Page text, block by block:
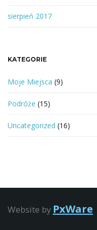
sierpień 2017
KATEGORIE
Moje Miejsca (9)
Podróże (15)
Uncategorized (16)
Website by PxWare